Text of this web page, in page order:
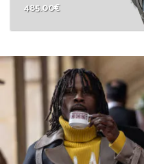
485.00€